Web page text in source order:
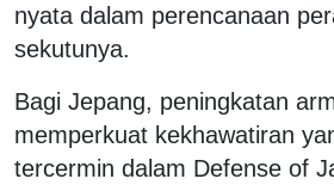
nyata dalam perencanaan
sekutunya.
Bagi Jepang, peningkatan
memperkuat kekhawatiran
tercermin dalam Defense of